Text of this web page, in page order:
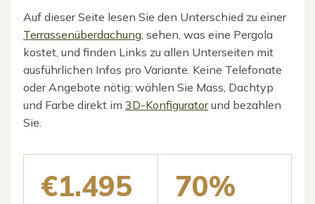
Auf dieser Seite lesen Sie den Unterschied zu einer
Terrassenüberdachung , sehen, was eine Pergola
kostet, und finden Links zu allen Unterseiten mit
ausführlichen Infos pro Variante. Keine Telefonate
oder Angebote nötig: wählen Sie Mass, Dachtyp
und Farbe direkt im 3D-Konfiguratorund bezahlen
Sie.
€1.495 70%